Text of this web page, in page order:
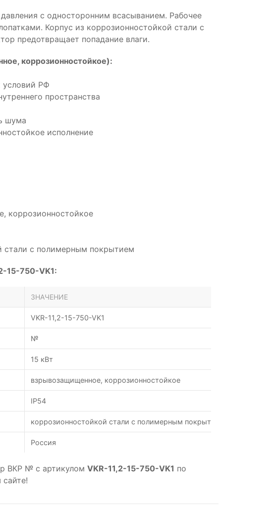
с односторонним всасыванием. Рабочее
Корпус из коррозионностойкой стали с
предотвращает попадание влаги.
коррозионностойкое):
условий РФ
пространства
шума
исполнение
коррозионностойкое
стали с полимерным покрытием
15-750-VK1:
ЗНАЧЕНИЕ
VKR-11,2-15-750-VK1
№
15 кВт
взрывозащищенное, коррозионностойкое
IP54
коррозионностойкой стали с полимерным покрытием
Россия
ВКР № с артикулом VKR-11,2-15-750-VK1 по